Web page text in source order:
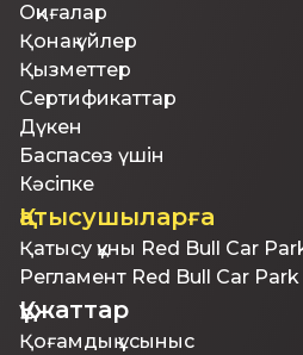
Оқиғалар
Қонақ үйлер
Қызметтер
Сертификаттар
Дүкен
Баспасөз үшін
Кәсіпке
Қатысушыларға
Қатысу құны Red Bull Car
Регламент Red Bull Car
Құжаттар
Қоғамдық ұсыныс